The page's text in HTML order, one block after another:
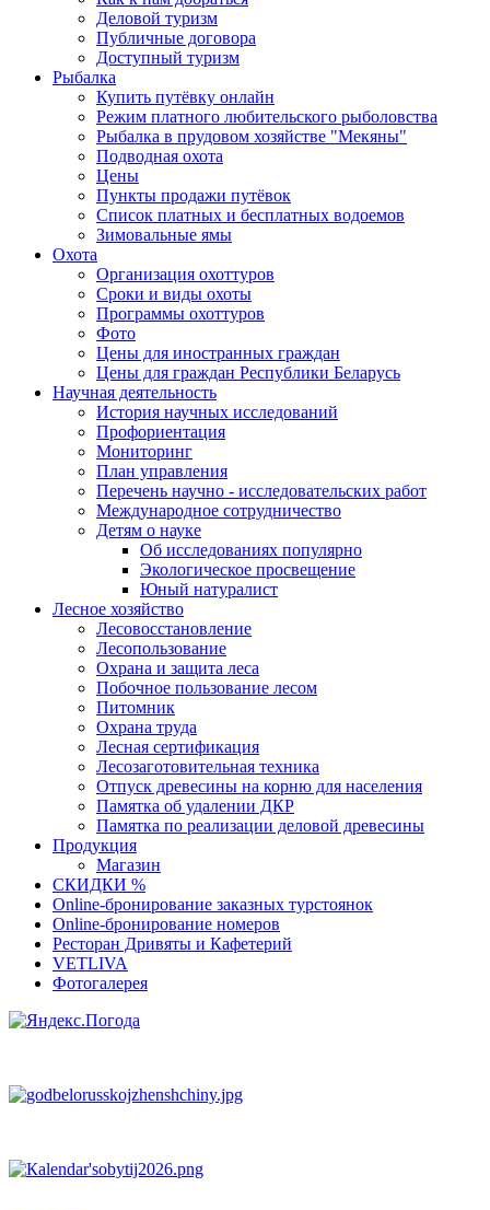
Деловой туризм
Публичные договора
Доступный туризм
Рыбалка
Купить путёвку онлайн
Режим платного любительского рыболовства
Рыбалка в прудовом хозяйстве "Мекяны"
Подводная охота
Цены
Пункты продажи путёвок
Список платных и бесплатных водоемов
Зимовальные ямы
Охота
Организация охоттуров
Сроки и виды охоты
Программы охоттуров
Фото
Цены для иностранных граждан
Цены для граждан Республики Беларусь
Научная деятельность
История научных исследований
Профориентация
Мониторинг
План управления
Перечень научно - исследовательских работ
Международное сотрудничество
Детям о науке
Об исследованиях популярно
Экологическое просвещение
Юный натуралист
Лесное хозяйство
Лесовосстановление
Лесопользование
Охрана и защита леса
Побочное пользование лесом
Питомник
Охрана труда
Лесная сертификация
Лесозаготовительная техника
Отпуск древесины на корню для населения
Памятка об удалении ДКР
Памятка по реализации деловой древесины
Продукция
Магазин
СКИДКИ %
Оnline-бронирование заказных турстоянок
Оnline-бронирование номеров
Ресторан Дривяты и Кафетерий
VETLIVA
Фотогалерея